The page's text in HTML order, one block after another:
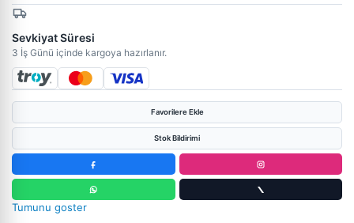
Sevkiyat Süresi
3 İş Günü içinde kargoya hazırlanır.
Favorilere Ekle
Stok Bildirimi
Tumunu goster